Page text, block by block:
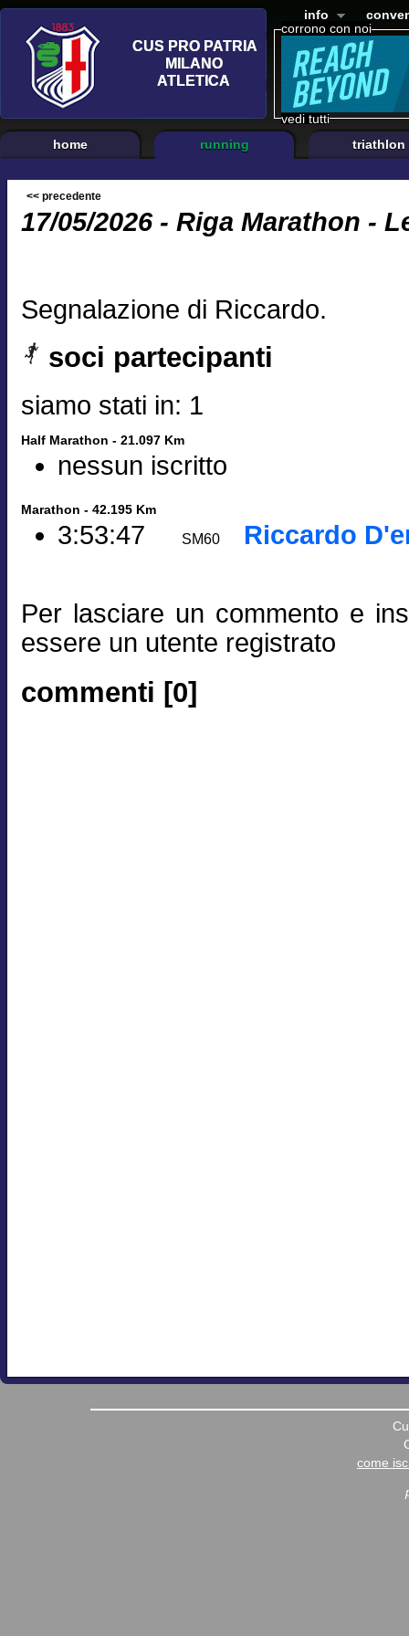
corrono con noi
vedi tutti
info
home running triathlon
<< precedente
17/05/2026 - Riga Marathon -
Segnalazione di Riccardo.
soci partecipanti
siamo stati in: 1
Half Marathon - 21.097 Km
nessun iscritto
Marathon - 42.195 Km
3:53:47 SM60 Riccardo
Per lasciare un commento e
essere un utente registrato
commenti [0]
come